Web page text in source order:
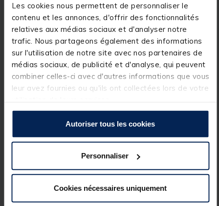
Les cookies nous permettent de personnaliser le
contenu et les annonces, d'offrir des fonctionnalités
relatives aux médias sociaux et d'analyser notre
trafic. Nous partageons également des informations
sur l'utilisation de notre site avec nos partenaires de
médias sociaux, de publicité et d'analyse, qui peuvent
combiner celles-ci avec d'autres informations que vous
leur avez fournies ou qu'ils ont collectées lors de votre
Autoriser tous les cookies
Personnaliser
Cookies nécessaires uniquement
Description Spécifications
Description & détails
Description
Ces vis, comme tous nos aciers inoxydables, sont
fabriquées au Royaume-Uni. Un intérieur en acier
empêche l'intérieur du pique de tourner. Compatible
plupart des articles d'autres marques.
Détails
• Fabriqué en acier inoxydable de haute qualité